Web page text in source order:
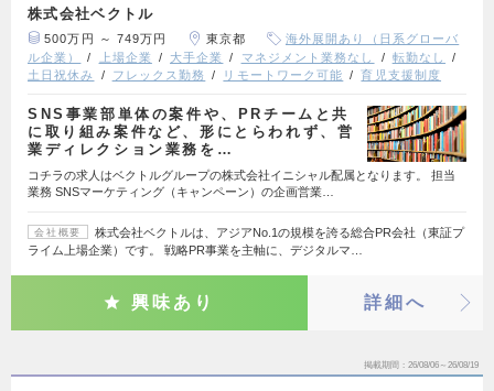
株式会社ベクトル
500万円 ～ 749万円 東京都
海外展開あり（日系グローバ
ル企業）
上場企業 大手企業 マネジメント業務なし
転勤なし
土日祝休み
フレックス勤務 リモートワーク可能 育児支援制度
SNS事業部単体の案件や、PRチームと共
に取り組み案件など、形にとらわれず、営
業ディレクション業務を…
コチラの求人はベクトルグループの株式会社イニシャル配属となります。 担当
業務 SNSマーケティング（キャンペーン）の企画営業…
会社概要
株式会社ベクトルは、アジアNo.1の規模を誇る総合PR会社（東証プ
ライム上場企業）です。 戦略PR事業を主軸に、デジタルマ…
興味あり 詳細へ
掲載期間 26/08/06～26/08/19